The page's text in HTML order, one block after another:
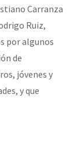
Carranza
Ruiz,
por algunos
de
jóvenes y
y que